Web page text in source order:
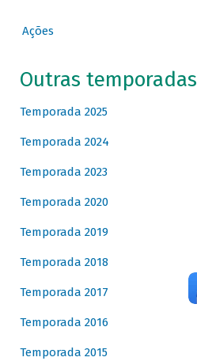
Ações
Outras temporadas
Temporada 2025
Temporada 2024
Temporada 2023
Temporada 2020
Temporada 2019
Temporada 2018
Temporada 2017
Temporada 2016
Temporada 2015